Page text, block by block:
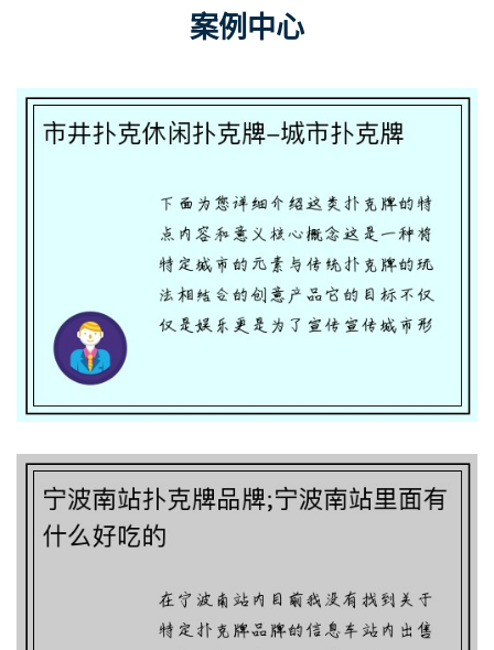
案例中心
宁波南站扑克牌品牌;宁波南站里面有什
么好吃的